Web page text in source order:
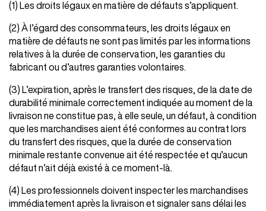
(1) Les droits légaux en matière de défauts s’appliquent.
(2) À l’égard des consommateurs, les droits légaux en
matière de défauts ne sont pas limités par les informations
relatives à la durée de conservation, les garanties du
fabricant ou d’autres garanties volontaires.
(3) L’expiration, après le transfert des risques, de la date de
durabilité minimale correctement indiquée au moment de la
livraison ne constitue pas, à elle seule, un défaut, à condition
que les marchandises aient été conformes au contrat lors
du transfert des risques, que la durée de conservation
minimale restante convenue ait été respectée et qu’aucun
défaut n’ait déjà existé à ce moment-là.
(4) Les professionnels doivent inspecter les marchandises
immédiatement après la livraison et signaler sans délai les